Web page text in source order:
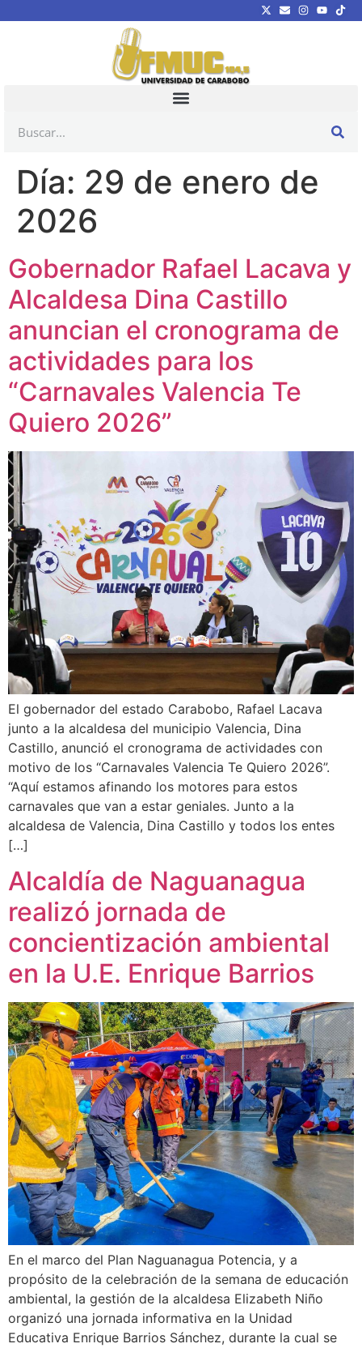
Día: 29 de enero de
2026
Gobernador Rafael Lacava y
Alcaldesa Dina Castillo
anuncian el cronograma de
actividades para los
“Carnavales Valencia Te
Quiero 2026”
El gobernador del estado Carabobo, Rafael Lacava
junto a la alcaldesa del municipio Valencia, Dina
Castillo, anunció el cronograma de actividades con
motivo de los “Carnavales Valencia Te Quiero 2026”.
“Aquí estamos afinando los motores para estos
carnavales que van a estar geniales. Junto a la
alcaldesa de Valencia, Dina Castillo y todos los entes
[…]
Alcaldía de Naguanagua
realizó jornada de
concientización ambiental
en la U.E. Enrique Barrios
En el marco del Plan Naguanagua Potencia, y a
propósito de la celebración de la semana de educación
ambiental, la gestión de la alcaldesa Elizabeth Niño
organizó una jornada informativa en la Unidad
Educativa Enrique Barrios Sánchez, durante la cual se